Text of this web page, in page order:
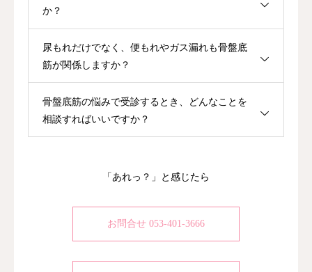
か？
尿もれだけでなく、便もれやガス漏れも骨盤底
筋が関係しますか？
骨盤底筋の悩みで受診するとき、どんなことを
相談すればいいですか？
「あれっ？」と感じたら
お問合せ 053-401-3666